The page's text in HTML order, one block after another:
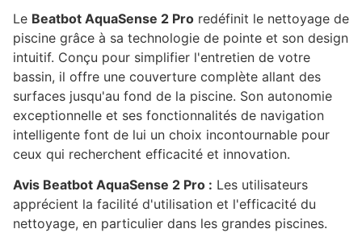
Le Beatbot AquaSense 2 Pro redéfinit le nettoyage de
piscine grâce à sa technologie de pointe et son design
intuitif. Conçu pour simplifier l'entretien de votre
bassin, il offre une couverture complète allant des
surfaces jusqu'au fond de la piscine. Son autonomie
exceptionnelle et ses fonctionnalités de navigation
intelligente font de lui un choix incontournable pour
ceux qui recherchent efficacité et innovation.
Avis Beatbot AquaSense 2 Pro : Les utilisateurs
apprécient la facilité d'utilisation et l'efficacité du
nettoyage, en particulier dans les grandes piscines.